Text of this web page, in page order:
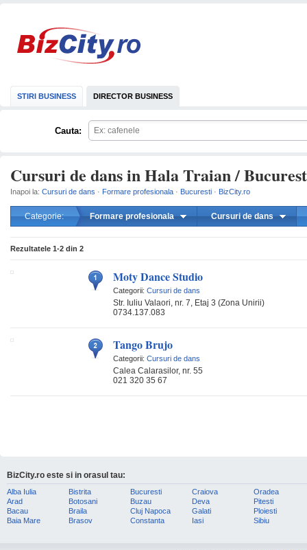
STIRI BUSINESS DIRECTOR BUSINESS
Cauta:
Cursuri de dans in Hala Traian /
Inapoi la: Cursuri de dans · Formare profesionala · Bucuresti · BizCity.ro
Categorie: Formare profesionala Cursuri de dans
Rezultatele 1-2 din 2
Moty Dance Studio
Categorii: Cursuri de dans
Str. Iuliu Valaori, nr. 7, Etaj 3 (Zona Unirii)
0734.137.083
Tango Brujo
Categorii: Cursuri de dans
Calea Calarasilor, nr. 55
021 320 35 67
BizCity.ro este si in orasul tau:
Alba Iulia
Arad
Bacau
Baia Mare
Bistrita
Botosani
Braila
Brasov
Bucuresti
Buzau
Cluj Napoca
Constanta
Craiova
Deva
Galati
Iasi
Oradea
Pitesti
Ploiesti
Sibiu